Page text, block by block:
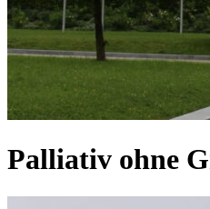
Palliativ ohne